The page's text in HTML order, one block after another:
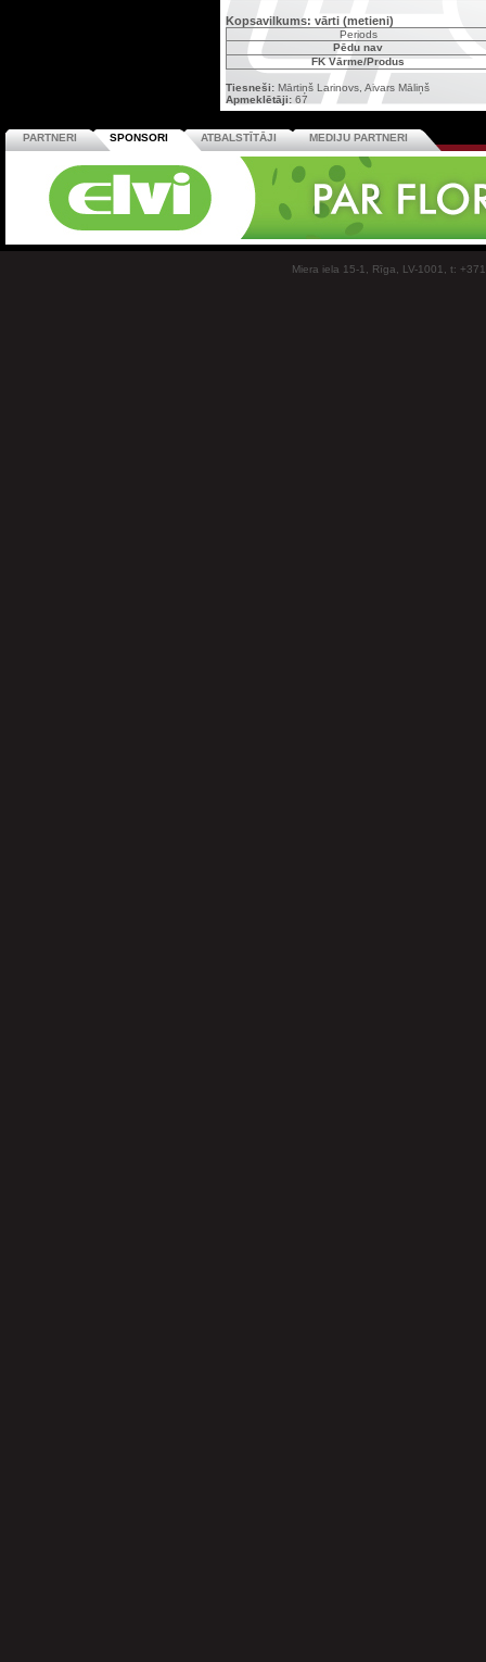
Kopsavilkums: vārti (metieni)
Periods
Pēdu nav
FK Vārme/Produs
Tiesneši: Mārtiņš Larinovs, Aivars Māliņš
Apmeklētāji: 67
PARTNERI SPONSORI ATBALSTĪTĀJI MEDIJU PARTNERI
Miera iela 15-1, Rīga, LV-1001, t: